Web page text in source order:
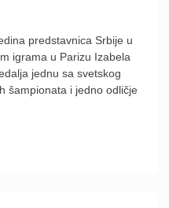
predstavnica Srbije u
igrama u Parizu Izabela
jednu sa svetskog
šampionata i jedno odličje